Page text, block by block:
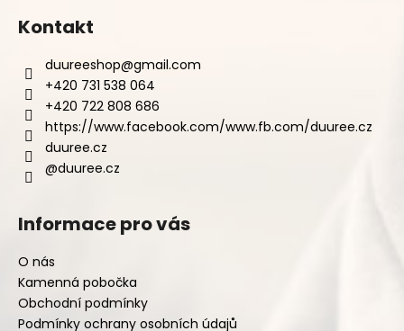
Kontakt
duureeshop@gmail.com
+420 731 538 064
+420 722 808 686
https://www.facebook.com/www.fb.com/duuree.cz
duuree.cz
@duuree.cz
Informace pro vás
O nás
Kamenná pobočka
Obchodní podmínky
Podmínky ochrany osobních údajů